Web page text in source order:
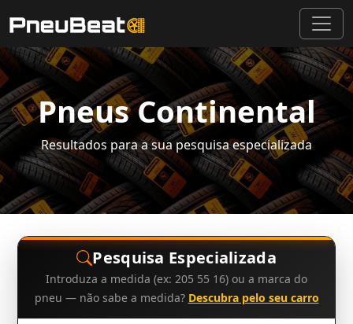
Pneus Continental
Resultados para a sua pesquisa especializada
Pesquisa Especializada
Introduza a medida (ex: 205 55 16) ou a marca do
pneu — não sabe a medida? Descubra pelo seu carro